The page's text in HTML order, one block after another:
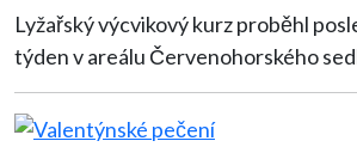
Lyžařský výcvikový kurz proběhl